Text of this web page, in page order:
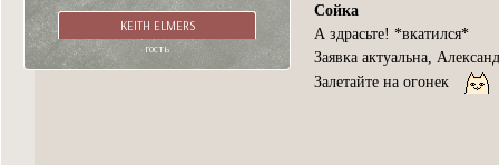
KEITH ELMERS
гость
Сойка
А здрасьте! *вкатился*
Заявка актуальна,
Залетайте на огонек